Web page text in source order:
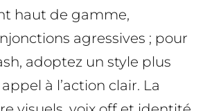
haut de gamme,
agressives ; pour
adoptez un style plus
à l’action clair. La